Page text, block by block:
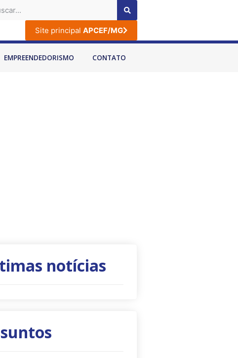
Site principal APCEF/MG
EMPREENDEDORISMO CONTATO
notícias